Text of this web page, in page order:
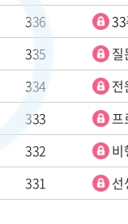
336
335
질
334
전
333
프
332
비
331
선